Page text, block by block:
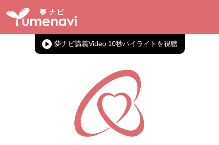
夢ナビ講義Video 10秒ハイライト